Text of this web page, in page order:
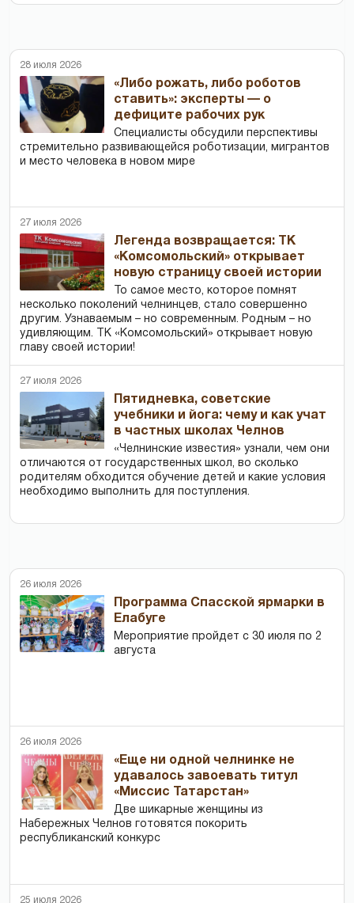
28 июля 2026
«Либо рожать, либо роботов
ставить»: эксперты — о
дефиците рабочих рук
Специалисты обсудили перспективы
стремительно развивающейся роботизации, мигрантов
и место человека в новом мире
27 июля 2026
Легенда возвращается: ТК
«Комсомольский» открывает
новую страницу своей истории
То самое место, которое помнят
несколько поколений челнинцев, стало совершенно
другим. Узнаваемым – но современным. Родным – но
удивляющим. ТК «Комсомольский» открывает новую
главу своей истории!
27 июля 2026
Пятидневка, советские
учебники и йога: чему и как учат
в частных школах Челнов
«Челнинские известия» узнали, чем они
отличаются от государственных школ, во сколько
родителям обходится обучение детей и какие условия
необходимо выполнить для поступления.
26 июля 2026
Программа Спасской ярмарки в
Елабуге
Мероприятие пройдет с 30 июля по 2
августа
26 июля 2026
«Еще ни одной челнинке не
удавалось завоевать титул
«Миссис Татарстан»
Две шикарные женщины из
Набережных Челнов готовятся покорить
республиканский конкурс
25 июля 2026